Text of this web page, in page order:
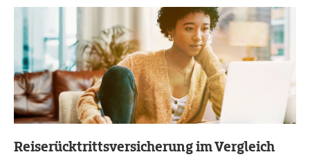
Reiserücktrittsversicherung im Vergleich